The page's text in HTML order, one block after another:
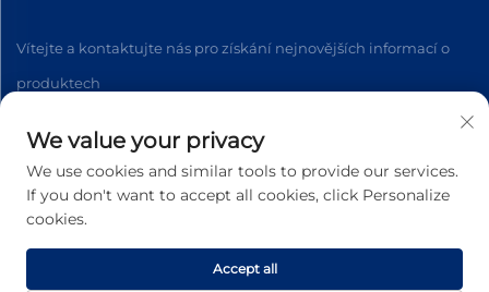
Vítejte a kontaktujte nás pro získání nejnovějších informací o
produktech
Přihlásit se k odběru
We value your privacy
We use cookies and similar tools to provide our services.
If you don't want to accept all cookies, click Personalize
cookies.
Accept all